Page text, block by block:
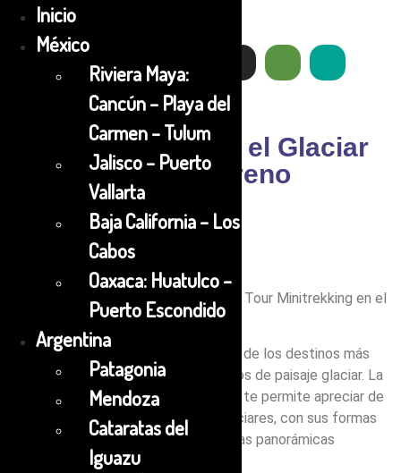
Minitrekking por el Glaciar
Perito Moreno
¿Sueñas con volar?
Sumérgete en la maravilla natural del Tour Minitrekking en el
glaciar Perito Moreno.
Los Glaciares Perito Moreno son uno de los destinos más
impresionantes del mundo en términos de paisaje glaciar. La
experiencia de caminar sobre el hielo te permite apreciar de
cerca la majestuosidad de estos glaciares, con sus formas
únicas, tonos de azul profundo y vistas panorámicas
espectaculares.
Inicio
México
Riviera Maya:
Cancún – Playa del
Carmen – Tulum
Jalisco – Puerto
Vallarta
Baja California – Los
Cabos
Oaxaca: Huatulco –
Puerto Escondido
Argentina
Patagonia
Mendoza
Cataratas del
Iguazu